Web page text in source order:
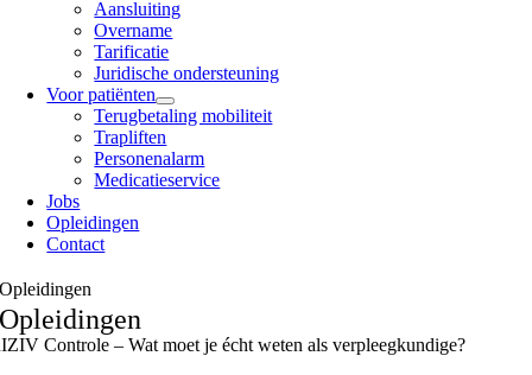
Aansluiting
Overname
Tarificatie
Juridische ondersteuning
Voor patiënten
Terugbetaling mobiliteit
Trapliften
Personenalarm
Medicatieservice
Jobs
Opleidingen
Contact
Opleidingen
Opleidingen
Controle – Wat moet je écht weten als verpleegkundige?